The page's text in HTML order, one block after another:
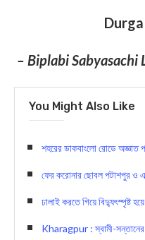
– Biplabi Sabyasachi
You Might Also Like
শহরের ডাকবাংলো রোডে অজ্ঞাত
ফের করোনার ছোবল পটাশপুর ও
ঢালাই করতে গিয়ে বিদ্যুৎস্পৃষ্ট
Kharagpur : স্বামী-সন্তানের